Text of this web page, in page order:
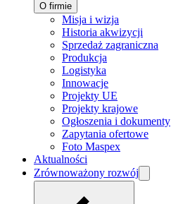
O firmie
Misja i wizja
Historia akwizycji
Sprzedaż zagraniczna
Produkcja
Logistyka
Innowacje
Projekty UE
Projekty krajowe
Ogłoszenia i dokumenty
Zapytania ofertowe
Foto Maspex
Aktualności
Zrównoważony rozwój